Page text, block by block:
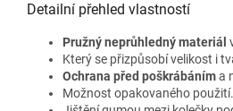
Detailní přehled vlastností
Pružný neprůhledný materiál
Který se přizpůsobí velikost i
Ochrana před poškrábáníma
Možnost opakovaného použití.